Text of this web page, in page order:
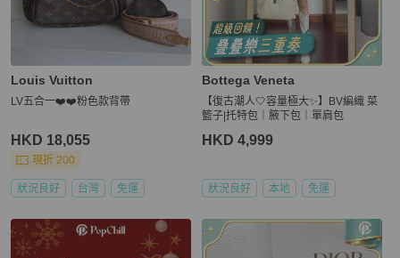
Louis Vuitton
LV五合一❤️❤️粉色款背帶
HKD 18,055
現折 200
狀況良好 台灣 免運
Bottega Veneta
【復古潮人🤍容量極大✨】BV編織 菜
籃子|托特包｜腋下包｜單肩包
HKD 4,999
狀況良好 本地 免運